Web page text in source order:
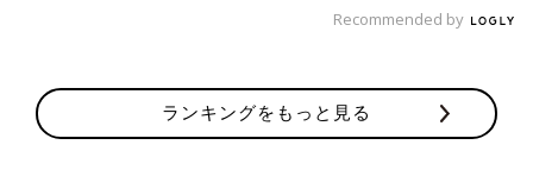
Recommended by
ランキングをもっと見る